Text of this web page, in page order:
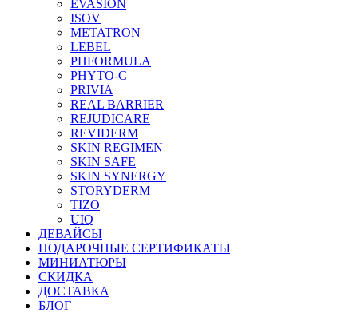
EVASION
ISOV
METATRON
LEBEL
PHFORMULA
PHYTO-C
PRIVIA
REAL BARRIER
REJUDICARE
REVIDERM
SKIN REGIMEN
SKIN SAFE
SKIN SYNERGY
STORYDERM
TIZO
UIQ
ДЕВАЙСЫ
ПОДАРОЧНЫЕ СЕРТИФИКАТЫ
МИНИАТЮРЫ
СКИДКА
ДОСТАВКА
БЛОГ